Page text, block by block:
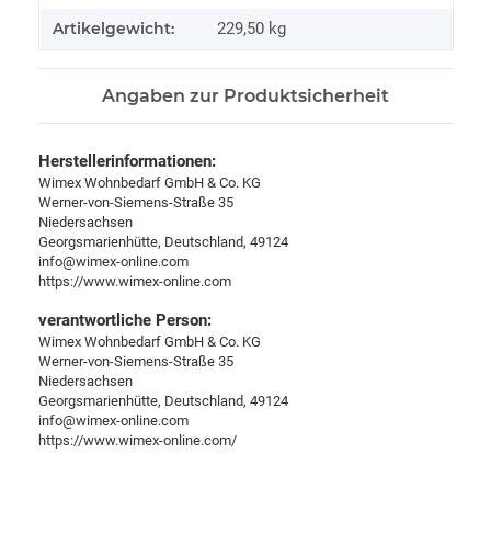
Artikelgewicht: 229,50 kg
Angaben zur Produktsicherheit
Herstellerinformationen:
Wimex Wohnbedarf GmbH & Co. KG
Werner-von-Siemens-Straße 35
Niedersachsen
Georgsmarienhütte, Deutschland, 49124
info@wimex-online.com
https://www.wimex-online.com
verantwortliche Person:
Wimex Wohnbedarf GmbH & Co. KG
Werner-von-Siemens-Straße 35
Niedersachsen
Georgsmarienhütte, Deutschland, 49124
info@wimex-online.com
https://www.wimex-online.com/